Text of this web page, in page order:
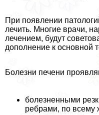
При появлении
лечить. Многие врачи,
лечением, будут
дополнение к основной
Болезни печени
болезненными
ребрами, по всему